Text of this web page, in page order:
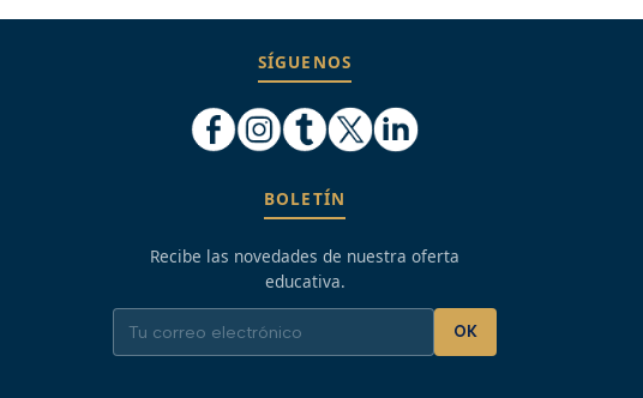
SÍGUENOS
BOLETÍN
Recibe las novedades de nuestra oferta
educativa.
OK